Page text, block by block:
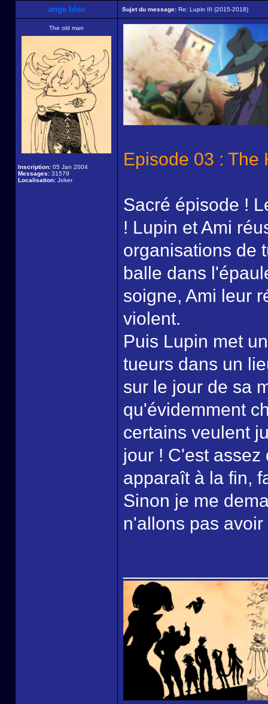
ange bleu Sujet du message: Re: Lupin III (2015-2018)
The old man
Inscription: 05 Jan 2004
Messages: 31579
Localisation: Joker
Episode 03 : The
Sacré épisode !
! Lupin et Ami
organisations de
balle dans
soigne, Ami leur
violent.
Puis Lupin met
tueurs dans un
sur le jour de sa
qu'évidemment
certains veulent
jour ! C'est
apparaît à la fin,
Sinon je me
n'allons pas